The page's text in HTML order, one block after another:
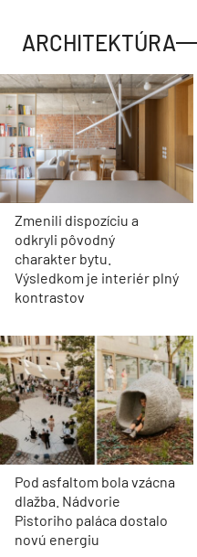
ARCHITEKTÚRA
Zmenili dispozíciu a
odkryli pôvodný
charakter bytu.
Výsledkom je interiér plný
kontrastov
Pod asfaltom bola vzácna
dlažba. Nádvorie
Pistoriho paláca dostalo
novú energiu